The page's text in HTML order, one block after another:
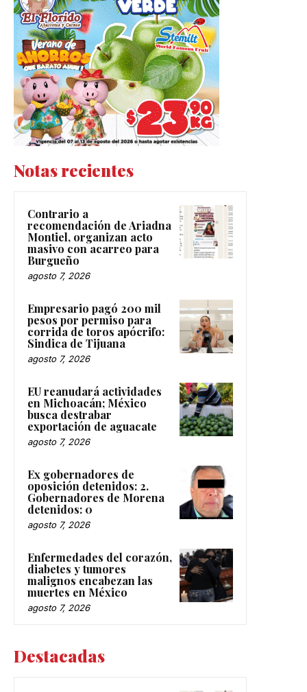
Notas recientes
Contrario a
recomendación de Ariadna
Montiel, organizan acto
masivo con acarreo para
Burgueño
agosto 7, 2026
Empresario pagó 200 mil
pesos por permiso para
corrida de toros apócrifo:
Sindica de Tijuana
agosto 7, 2026
EU reanudará actividades
en Michoacán; México
busca destrabar
exportación de aguacate
agosto 7, 2026
Ex gobernadores de
oposición detenidos: 2.
Gobernadores de Morena
detenidos: 0
agosto 7, 2026
Enfermedades del corazón,
diabetes y tumores
malignos encabezan las
muertes en México
agosto 7, 2026
Destacadas